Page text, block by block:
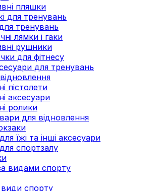
пляшки
для тренувань
тренувань
лямки і гаки
рушники
для фітнесу
для тренувань
пістолети
аксесуари
ролики
для відновлення
їжі та інші аксесуари
спортзалу
видами спорту
види спорту